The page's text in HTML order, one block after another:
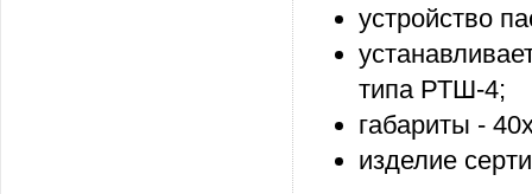
устройство
типа РТШ-4;
габариты -
изделие